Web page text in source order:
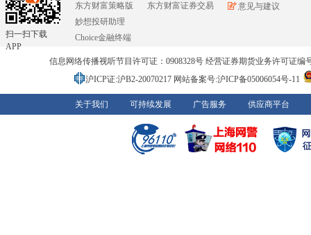
扫一扫下载
APP
东方财富策略版
妙想投研助理
Choice金融终端
东方财富证券交易
意见与建议
信息网络传播视听节目许可证：0908328号 经营证券期货业务许可证编
沪ICP证:沪B2-20070217 网站备案号:沪ICP备05006054号-11
关于我们 可持续发展 广告服务 供应商平台